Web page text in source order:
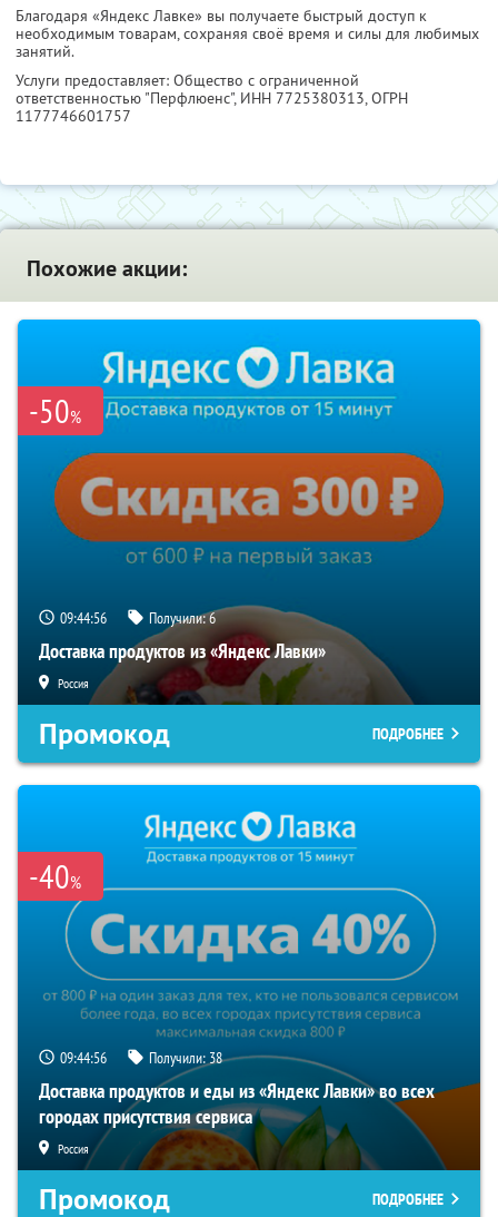
Благодаря «Яндекс Лавке» вы получаете быстрый доступ к
необходимым товарам, сохраняя своё время и силы для любимых
занятий.
Услуги предоставляет: Общество с ограниченной
ответственностью "Перфлюенс", ИНН 7725380313, ОГРН
1177746601757
Похожие акции:
-50%
09:44:55 Получили:6
Доставка продуктов из «Яндекс Лавки»
Россия
Промокод ПОДРОБНЕЕ
-40%
09:44:55 Получили:38
Доставка продуктов и еды из «Яндекс Лавки» во всех
городах присутствия сервиса
Россия
Промокод ПОДРОБНЕЕ